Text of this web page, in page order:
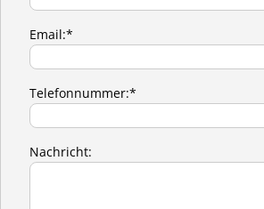
Email:*
Telefonnummer:*
Nachricht: